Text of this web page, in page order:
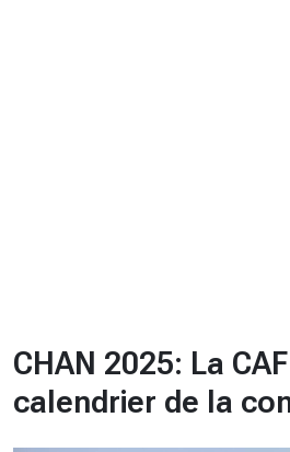
CHAN 2025: La
calendrier de la